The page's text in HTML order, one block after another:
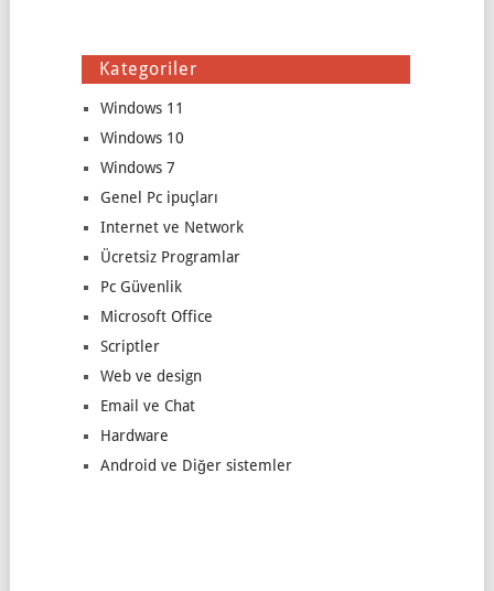
Kategoriler
Windows 11
Windows 10
Windows 7
Genel Pc ipuçları
Internet ve Network
Ücretsiz Programlar
Pc Güvenlik
Microsoft Office
Scriptler
Web ve design
Email ve Chat
Hardware
Android ve Diğer sistemler